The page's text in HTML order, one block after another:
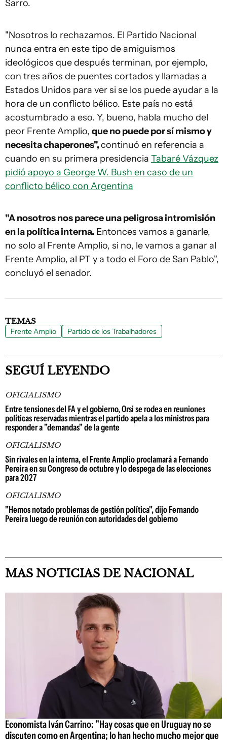
Sarro.
"Nosotros lo rechazamos. El Partido Nacional
nunca entra en este tipo de amiguismos
ideológicos que después terminan, por ejemplo,
con tres años de puentes cortados y llamadas a
Estados Unidos para ver si se los puede ayudar a la
hora de un conflicto bélico. Este país no está
acostumbrado a eso. Y, bueno, habla mucho del
peor Frente Amplio, que no puede por sí mismo y
necesita chaperones",continuó en referencia a
cuando en su primera presidencia Tabaré Vázquez
pidió apoyo a George W. Bush en caso de un
conflicto bélico con Argentina
"A nosotros nos parece una peligrosa intromisión
en la política interna. Entonces vamos a ganarle,
no solo al Frente Amplio, si no, le vamos a ganar al
Frente Amplio, al PT y a todo el Foro de San Pablo",
concluyó el senador.
TEMAS
Frente Amplio Partido de los Trabalhadores
SEGUÍ LEYENDO
OFICIALISMO
Entre tensiones del FA y el gobierno, Orsi se rodea en reuniones
políticas reservadas mientras el partido apela a los ministros para
responder a "demandas" de la gente
OFICIALISMO
Sin rivales en la interna, el Frente Amplio proclamará a Fernando
Pereira en su Congreso de octubre y lo despega de las elecciones
para 2027
OFICIALISMO
"Hemos notado problemas de gestión política", dijo Fernando
Pereira luego de reunión con autoridades del gobierno
MAS NOTICIAS DE NACIONAL
Economista Iván Carrino: "Hay cosas que en Uruguay no se
discuten como en Argentina; lo han hecho mucho mejor que